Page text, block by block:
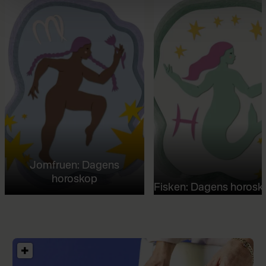
Jomfruen: Dagens
horoskop
Fisken: Dagens